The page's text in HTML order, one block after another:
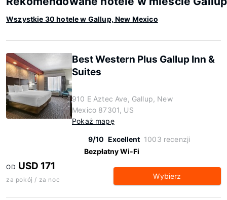
Wszystkie 30 hotele w Gallup, New Mexico
Best Western Plus Gallup Inn &
Suites
910 E Aztec Ave, Gallup, New
Mexico 87301, US
Pokaż mapę
9/10 Excellent 1003 recenzji
Bezpłatny Wi-Fi
OD USD 171
za pokój / za noc Wybierz